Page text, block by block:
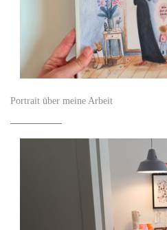
Portrait über meine Arbeit